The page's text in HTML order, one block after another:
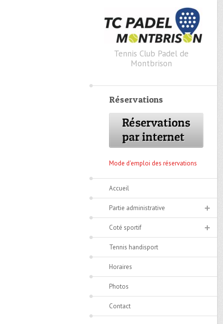
Tennis Club Padel de
Montbrison
Réservations
Mode d'emploi des réservations
Accueil
Partie administrative
Coté sportif
Tennis handisport
Horaires
Photos
Contact